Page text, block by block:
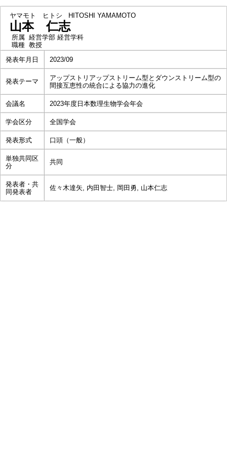
ヤマモト ヒトシ HITOSHI YAMAMOTO
山本 仁志
所属 経営学部 経営学科
職種 教授
発表年月日
2023/09
発表テーマ
アップストリアップストリーム型とダウンストリーム型の
間接互恵性の統合による協力の進化
会議名 2023年度日本数理生物学会年会
学会区分 全国学会
発表形式 口頭（一般）
単独共同区
分
共同
発表者・共
同発表者
佐々木達矢, 内田智士, 岡田勇, 山本仁志